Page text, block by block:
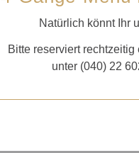
Natürlich könnt Ihr
Bitte reserviert
unter (040) 22